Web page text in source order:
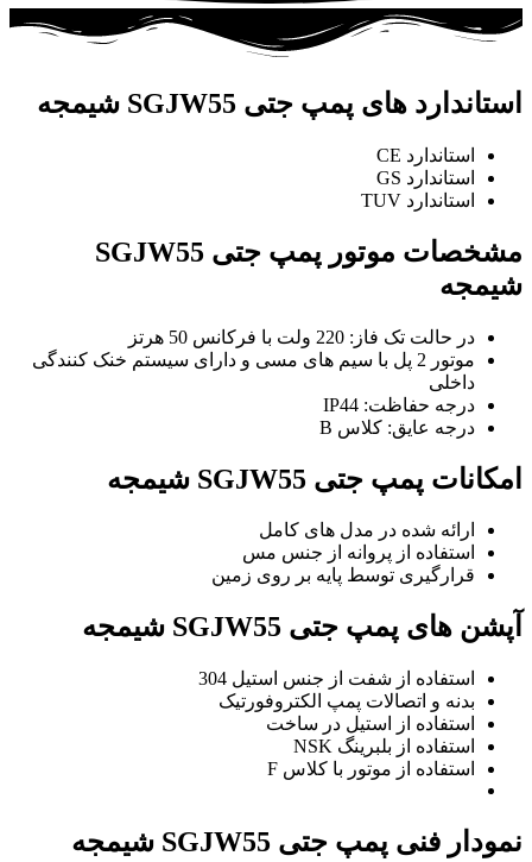
استاندارد های پمپ جتی SGJW55 شیمجه
استاندارد CE
استاندارد GS
استاندارد TUV
مشخصات موتور پمپ جتی SGJW55
شیمجه
در حالت تک فاز: 220 ولت با فرکانس 50 هرتز
موتور 2 پل با سیم های مسی و دارای سیستم خنک کنندگی
داخلی
درجه حفاظت: IP44
درجه عایق: کلاس B
امکانات پمپ جتی SGJW55 شیمجه
ارائه شده در مدل های کامل
استفاده از پروانه از جنس مس
قرارگیری توسط پایه بر روی زمین
آپشن های پمپ جتی SGJW55 شیمجه
استفاده از شفت از جنس استیل 304
بدنه و اتصالات پمپ الکتروفورتیک
استفاده از استیل در ساخت
استفاده از بلبرینگ NSK
استفاده از موتور با کلاس F
نمودار فنی پمپ جتی SGJW55 شیمجه